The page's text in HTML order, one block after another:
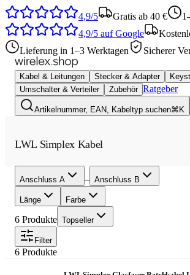
4,9/5 Gratis ab 40 €
4,9/5 auf Google
Lieferung in 1–3 Werktagen
Sicherer
Kabel & Leitungen Stecker & Adapter
Umschalter & Verteiler
Zubehör Ratgeber
Artikelnummer, EAN, Kabeltyp suchen⌘K
LWL Simplex Kabel
Anschluss A – Anschluss B
Länge Farbe
6 Produkte Topseller
Filter
6 Produkte